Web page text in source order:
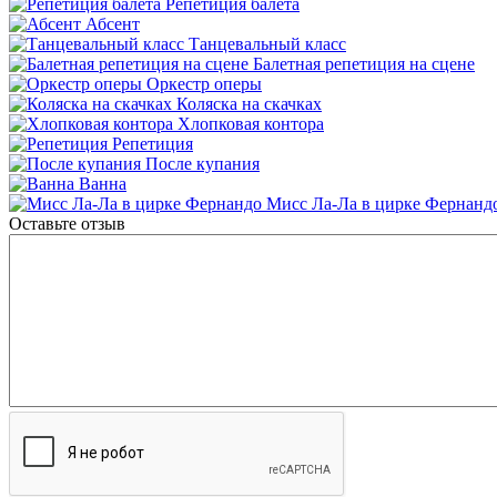
Абсент
Танцевальный класс
Балетная репетиция на сцене
Оркестр оперы
Коляска на скачках
Хлопковая контора
Репетиция
После купания
Ванна
Мисс Ла-Ла в цирке
Оставьте отзыв